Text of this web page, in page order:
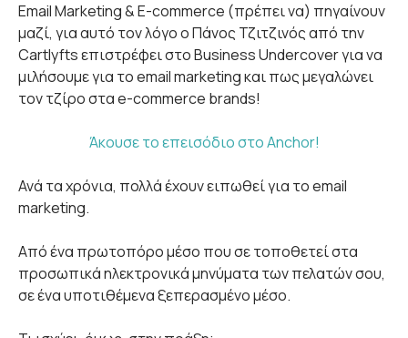
Email Marketing & E-commerce (πρέπει να) πηγαίνουν
μαζί, για αυτό τον λόγο ο Πάνος Τζιτζινός από την
Cartlyfts επιστρέφει στο Business Undercover για να
μιλήσουμε για το email marketing και πως μεγαλώνει
τον τζίρο στα e-commerce brands!
Άκουσε το επεισόδιο στο Anchor!
Ανά τα χρόνια, πολλά έχουν ειπωθεί για το email
marketing.
Από ένα πρωτοπόρο μέσο που σε τοποθετεί στα
προσωπικά ηλεκτρονικά μηνύματα των πελατών σου,
σε ένα υποτιθέμενα ξεπερασμένο μέσο.